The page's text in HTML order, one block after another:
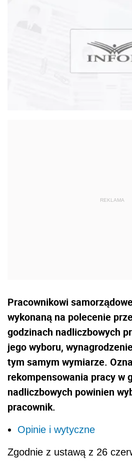
Pracownikowi
wykonaną na polecenie
godzinach nadliczbowych
jego wyboru,
tym samym wymiarze.
rekompensowania pracy w
nadliczbowych powinien
pracownik.
Opinie i wytyczne
Zgodnie z ustawą z 26